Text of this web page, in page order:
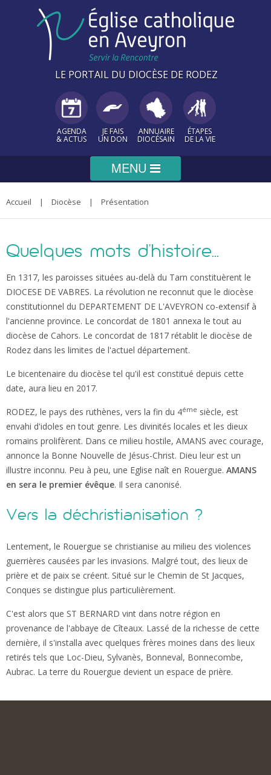
LE PORTAIL DU DIOCÈSE DE RODEZ
AGENDA
& ACTUS
JE FAIS
UN DON
ANNUAIRE
DIOCÉSAIN
ÉTAPES
DE LA VIE
Diocèse
Évêque
Agenda de l'évêque
Historique
ORGANISATION
Communautés religieuses
Denier de l'Eglise
MAISON DIOCÉSAINE SAINT-PIERRE
Paroisses
LES SACREMENTS
Le baptême
La confirmation
Le pardon
Le sacrement des malades
L'eucharistie
L'ordination
PASTORALE LITURGIQUE ET SACRAMENTELLE
Art Sacré
Fleurir en liturgie
Annoncer
Service diocésain de la pastorale de la santé
Aumônerie des hôpitaux
Catéchuménat
Pastorale des migrants
Service diocésain de la pastorale des adolescents
Service diocésain de la pastorale des Jeunes (18-35 ans)
Pèlerinages diocésains
Service diocésain de la pastorale familiale
Mouvements & associations
Vous
ici
Accueil | Diocèse | Présentation
Quelques mots d'histoire...
En 1317, les paroisses situées au-delà du Tarn constituèrent le
DIOCESE DE VABRES. La révolution ne reconnut que le diocèse
constitutionnel du DEPARTEMENT DE L'AVEYRON co-extensif à
l'ancienne province. Le concordat de 1801 annexa le tout au
diocèse de Cahors. Le concordat de 1817 rétablit le diocèse de
Rodez dans les limites de l'actuel département.
Le bicentenaire du diocèse tel qu'il est constitué depuis cette
date, aura lieu en 2017.
RODEZ, le pays des ruthènes, vers la fin du 4éme siècle, est
envahi d'idoles en tout genre. Les divinités locales et les dieux
romains prolifèrent. Dans ce milieu hostile, AMANS avec courage,
annonce la Bonne Nouvelle de Jésus-Christ. Dieu leur est un
illustre inconnu. Peu à peu, une Eglise naît en Rouergue. AMANS
en sera le premier évêque. Il sera canonisé.
Vers la déchristianisation ?
Lentement, le Rouergue se christianise au milieu des violences
guerrières causées par les invasions. Malgré tout, des lieux de
prière et de paix se créent. Situé sur le Chemin de St Jacques,
Conques se distingue plus particulièrement.
C'est alors que ST BERNARD vint dans notre région en
provenance de l'abbaye de Cîteaux. Lassé de la richesse de cette
dernière, il s'installa avec quelques frères moines dans des lieux
retirés tels que Loc-Dieu, Sylvanès, Bonneval, Bonnecombe,
Aubrac. La terre du Rouergue devient un espace de prière.
Panneau de gestion des cookies